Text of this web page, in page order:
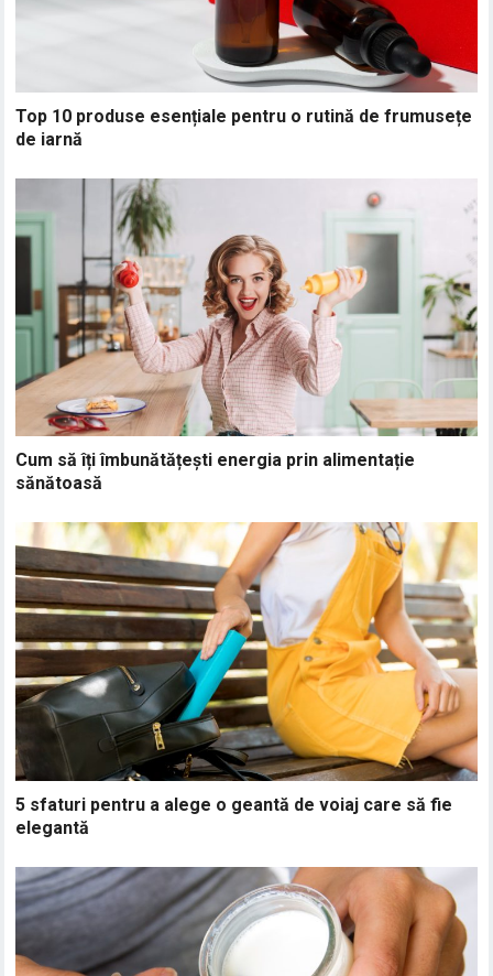
Top 10 produse esențiale pentru o rutină de frumusețe
de iarnă
Cum să îți îmbunătățești energia prin alimentație
sănătoasă
5 sfaturi pentru a alege o geantă de voiaj care să fie
elegantă